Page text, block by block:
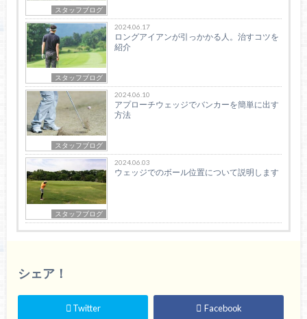
スタッフブログ
スタッフブログ
2024.06.17
ロングアイアンが引っかかる人。治すコツを
紹介
スタッフブログ
2024.06.10
アプローチウェッジでバンカーを簡単に出す
方法
スタッフブログ
2024.06.03
ウェッジでのボール位置について説明します
シェア！
Twitter Facebook